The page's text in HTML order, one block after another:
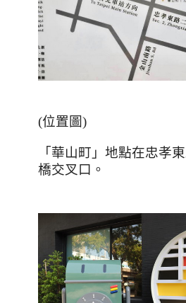
(位置圖)
「華山町」地點在忠孝
橋交叉口。